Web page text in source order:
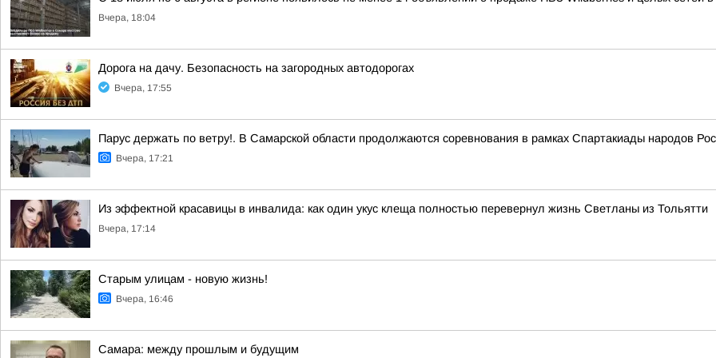
Вчера, 18:04
Дорога на дачу. Безопасность на загородных автодорогах
Вчера, 17:55
Парус держать по ветру!. В Самарской области продолжаются соревнования в рамках Спартакиады народов
Вчера, 17:21
Из эффектной красавицы в инвалида: как один укус клеща полностью перевернул жизнь Светланы из Тольятти
Вчера, 17:14
Старым улицам - новую жизнь!
Вчера, 16:46
Самара: между прошлым и будущим